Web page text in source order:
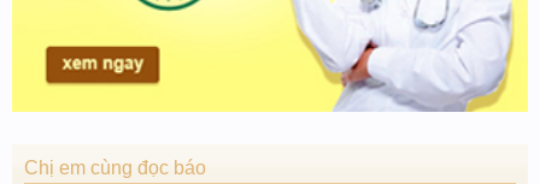
Chị em cùng đọc báo